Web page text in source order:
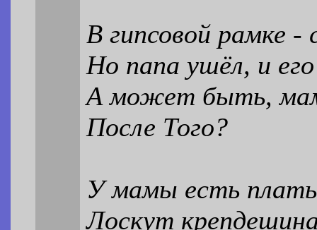
В гипсовой рамке
Но папа ушёл, и
А может быть,
После Того?
У мамы есть
Лоскут